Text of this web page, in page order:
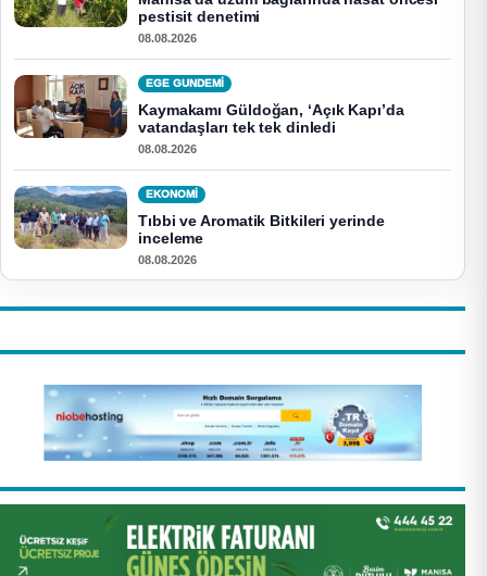
pestisit denetimi
08.08.2026
EGE GUNDEMİ
Kaymakamı Güldoğan, ‘Açık Kapı’da
vatandaşları tek tek dinledi
08.08.2026
EKONOMI
Tıbbi ve Aromatik Bitkileri yerinde
inceleme
08.08.2026